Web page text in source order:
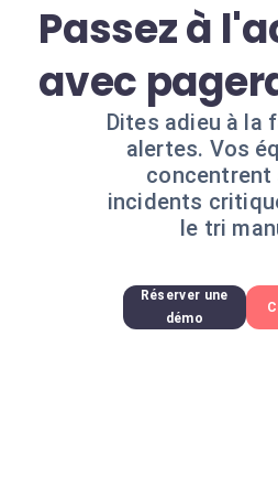
Passez à
avec
Dites adieu à la
alertes. Vos
concentrent
incidents
le tri
Réserver une
démo